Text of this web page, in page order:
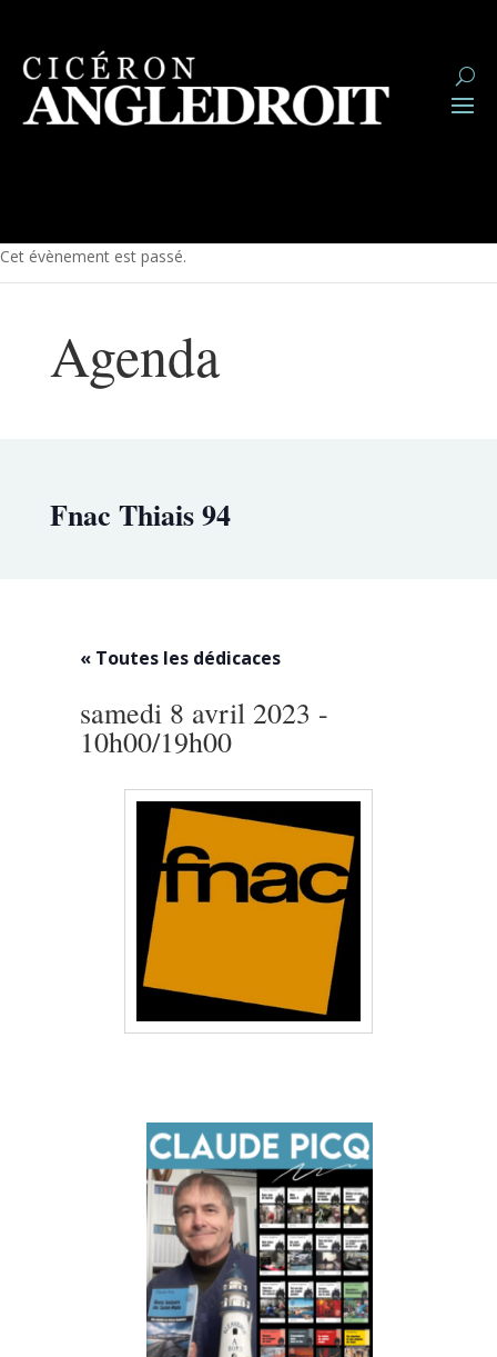
Cet évènement est passé.
Agenda
Fnac Thiais 94
« Toutes les dédicaces
samedi 8 avril 2023 -
10h00/19h00